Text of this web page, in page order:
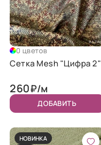
0 цветов
Сетка Mesh "Цифра 2"
260₽/м
ДОБАВИТЬ
НОВИНКА